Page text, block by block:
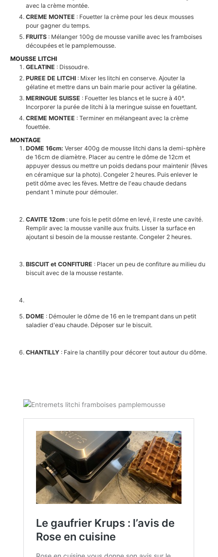
avec la crème montée.
CREME MONTEE : Fouetter la crème pour les deux mousses
pour gagner du temps.
FRUITS : Mélanger 100g de mousse vanille avec les framboises
découpées et le pamplemousse.
MOUSSE LITCHI
GELATINE : Dissoudre.
PUREE DE LITCHI : Mixer les litchi en conserve. Ajouter la
gélatine et mettre dans un bain marie pour activer la gélatine.
MERINGUE SUISSE : Fouetter les blancs et le sucre à 40°.
Incorporer la purée de litchi à la meringue suisse en fouettant.
CREME MONTEE : Terminer en mélangeant avec la crème
fouettée.
MONTAGE
DOME 16cm: Verser 400g de mousse litchi dans la demi-sphère
de 16cm de diamètre. Placer au centre le dôme de 12cm et
appuyer dessus ou mettre un poids dedans pour maintenir (fèves
en céramique sur la photo). Congeler 2 heures. Puis enlever le
petit dôme avec les fèves. Mettre de l'eau chaude dedans
pendant 1 minute pour démouler.
CAVITE 12cm : une fois le petit dôme en levé, il reste une cavité.
Remplir avec la mousse vanille aux fruits. Lisser la surface en
ajoutant si besoin de la mousse restante. Congeler 2 heures.
BISCUIT et CONFITURE : Placer un peu de confiture au milieu du
biscuit avec de la mousse restante.
DOME : Démouler le dôme de 16 en le trempant dans un petit
saladier d'eau chaude. Déposer sur le biscuit.
CHANTILLY : Faire la chantilly pour décorer tout autour du dôme.